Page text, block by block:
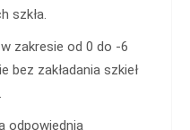
szkła.
zakresie od 0 do -6
bez zakładania szkieł
odpowiednią